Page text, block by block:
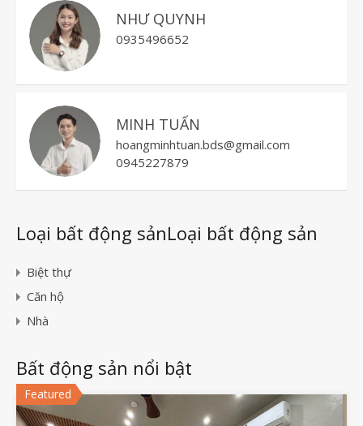
NHƯ QUYNH
0935496652
MINH TUẤN
hoangminhtuan.bds@gmail.com
0945227879
Loại bất động sảnLoại bất động sản
Biệt thự
Căn hộ
Nhà
Bất động sản nổi bật
Featured